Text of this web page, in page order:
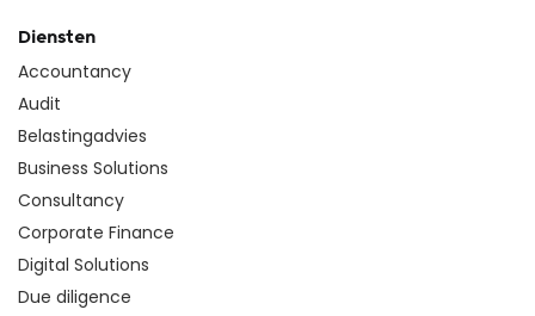
Diensten
Accountancy
Audit
Belastingadvies
Business Solutions
Consultancy
Corporate Finance
Digital Solutions
Due diligence